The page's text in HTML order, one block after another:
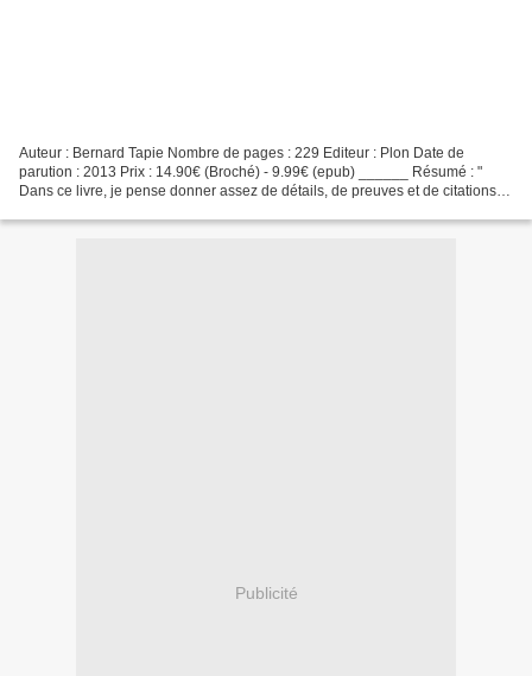
Auteur : Bernard Tapie Nombre de pages : 229 Editeur : Plon Date de
parution : 2013 Prix : 14.90€ (Broché) - 9.99€ (epub) ______ Résumé : "
Dans ce livre, je pense donner assez de détails, de preuves et de citations
Publicité